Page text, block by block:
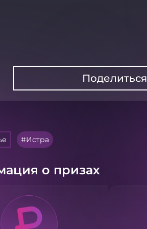
Поделиться
Истра
о призах